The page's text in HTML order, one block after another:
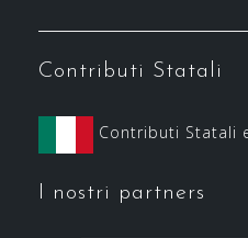
Contributi Statali
Contributi Statali
I nostri partners